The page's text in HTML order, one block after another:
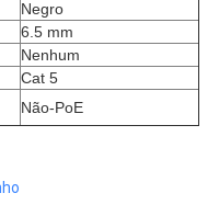
Negro
6.5 mm
Nenhum
Cat 5
Não-PoE